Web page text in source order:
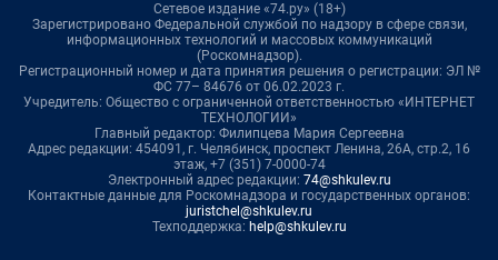
Сетевое издание «74.ру» (18+)
Зарегистрировано Федеральной службой по надзору в сфере связи,
информационных технологий и массовых коммуникаций
(Роскомнадзор).
Регистрационный номер и дата принятия решения о регистрации: ЭЛ №
ФС 77– 84676 от 06.02.2023 г.
Учредитель: Общество с ограниченной ответственностью «ИНТЕРНЕТ
ТЕХНОЛОГИИ»
Главный редактор: Филипцева Мария Сергеевна
Адрес редакции: 454091, г. Челябинск, проспект Ленина, 26А, стр.2, 16
этаж, +7 (351) 7-0000-74
Электронный адрес редакции: 74@shkulev.ru
Контактные данные для Роскомнадзора и государственных органов:
juristchel@shkulev.ru
Техподдержка: help@shkulev.ru